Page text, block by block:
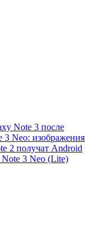
Note 3 после
3 Neo: изображения
2 получат Android
Note 3 Neo (Lite)